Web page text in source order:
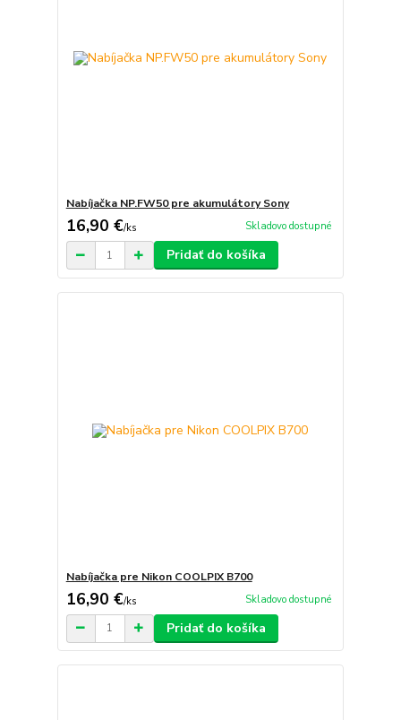
Nabíjačka NP.FW50 pre akumulátory Sony
16,90 €/ks Skladovo dostupné
Pridať do košíka
Nabíjačka pre Nikon COOLPIX B700
16,90 €/ks Skladovo dostupné
Pridať do košíka